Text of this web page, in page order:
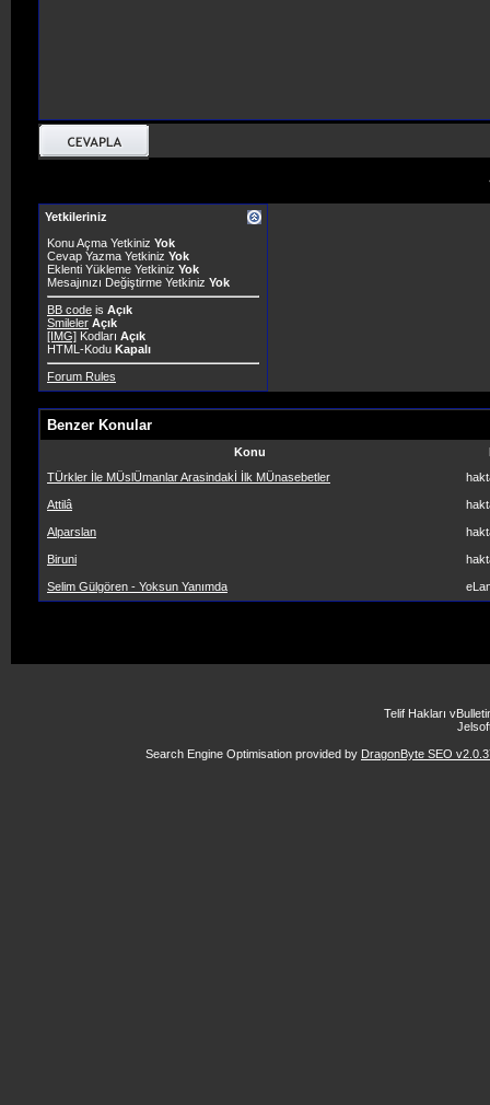
Yetkileriniz
Konu Açma Yetkiniz Yok
Cevap Yazma Yetkiniz Yok
Eklenti Yükleme Yetkiniz Yok
Mesajınızı Değiştirme Yetkiniz Yok
BB code is Açık
Smileler Açık
[IMG] Kodları Açık
HTML-Kodu Kapalı
Forum Rules
Benzer Konular
Konu
TÜrkler İle MÜslÜmanlar Arasindakİ İlk MÜnasebetler
Attilâ
Alparslan
Biruni
Selim Gülgören - Yoksun Yanımda
Telif Hakları
Search Engine Optimisation provided by DragonByte SEO